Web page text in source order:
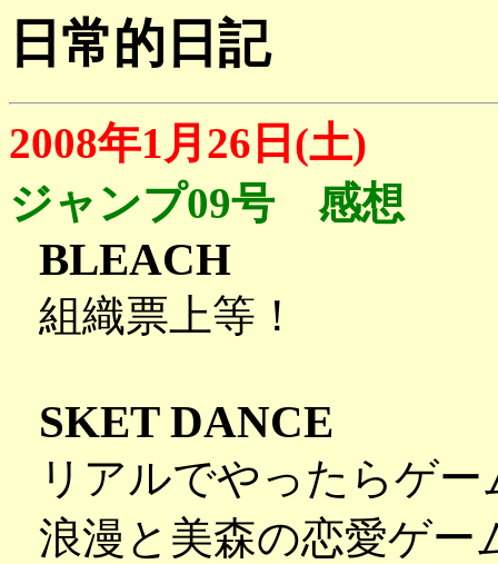
日常的日記
2008年1月26日(土)
ジャンプ09号 感想
BLEACH
組織票上等！
SKET DANCE
リアルでやったらゲ
浪漫と美森の恋愛ゲー